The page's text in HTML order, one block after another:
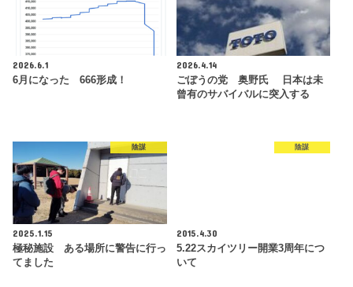
2026.6.1
6月になった 666形成！
2026.4.14
ごぼうの党 奥野氏 日本は未
曾有のサバイバルに突入する
陰謀
2025.1.15
極秘施設 ある場所に警告に行っ
てました
陰謀
2015.4.30
5.22スカイツリー開業3周年につ
いて